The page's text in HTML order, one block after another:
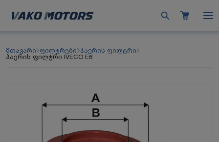
მთავარი ფილტრები ჰაერის ფილტრი
ჰაერის ფილტრი IVECO E6